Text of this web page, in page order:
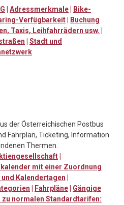
Adressmerkmale
Bike-
Verfügbarkeit
Buchung
Taxis, Leihfahrrädern usw.
Stadt und
der Österreichischen Postbus
Fahrplan, Ticketing, Information
Thermen.
mit einer Zuordnung
Kalendertagen
Fahrpläne
Gängige
zu normalen Standardtarifen: